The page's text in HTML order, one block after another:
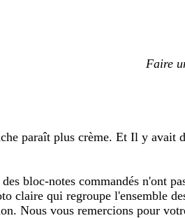
Mes
paraît plus crème. Et Il y
bloc-notes commandés n'ont
claire qui regroupe l'ensemble
Nous vous remercions pour